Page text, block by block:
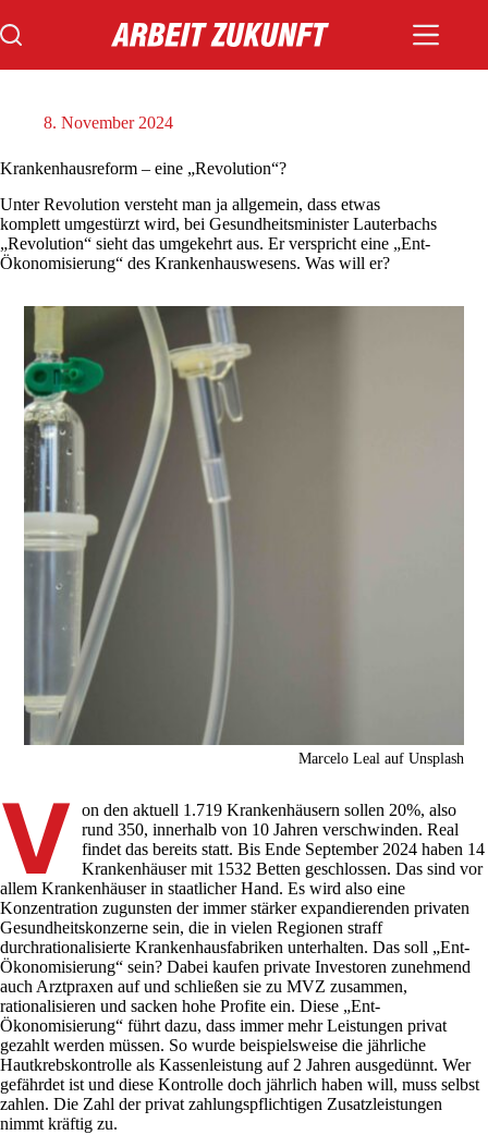
Inhalt
springen
8. November 2024
Krankenhausreform – eine „Revolution“?
Unter Revolution versteht man ja allgemein, dass etwas
komplett umgestürzt wird, bei Gesundheitsminister Lauterbachs
„Revolution“ sieht das umgekehrt aus. Er verspricht eine „Ent-
Ökonomisierung“ des Krankenhauswesens. Was will er?
Marcelo Leal auf Unsplash
V
on den aktuell 1.719 Krankenhäusern sollen 20%, also
rund 350, innerhalb von 10 Jahren verschwinden. Real
findet das bereits statt. Bis Ende September 2024 haben 14
Krankenhäuser mit 1532 Betten geschlossen. Das sind vor
allem Krankenhäuser in staatlicher Hand. Es wird also eine
Konzentration zugunsten der immer stärker expandierenden privaten
Gesundheitskonzerne sein, die in vielen Regionen straff
durchrationalisierte Krankenhausfabriken unterhalten. Das soll „Ent-
Ökonomisierung“ sein? Dabei kaufen private Investoren zunehmend
auch Arztpraxen auf und schließen sie zu MVZ zusammen,
rationalisieren und sacken hohe Profite ein. Diese „Ent-
Ökonomisierung“ führt dazu, dass immer mehr Leistungen privat
gezahlt werden müssen. So wurde beispielsweise die jährliche
Hautkrebskontrolle als Kassenleistung auf 2 Jahren ausgedünnt. Wer
gefährdet ist und diese Kontrolle doch jährlich haben will, muss selbst
zahlen. Die Zahl der privat zahlungspflichtigen Zusatzleistungen
nimmt kräftig zu.